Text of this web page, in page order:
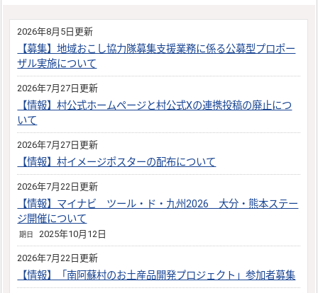
2026年8月5日更新
【募集】地域おこし協力隊募集支援業務に係る公募型プロポー
ザル実施について
2026年7月27日更新
【情報】村公式ホームページと村公式Xの連携投稿の廃止につ
いて
2026年7月27日更新
【情報】村イメージポスターの配布について
2026年7月22日更新
【情報】マイナビ ツール・ド・九州2026 大分・熊本ステー
ジ開催について
期日 2025年10月12日
2026年7月22日更新
【情報】「南阿蘇村のお土産品開発プロジェクト」参加者募集